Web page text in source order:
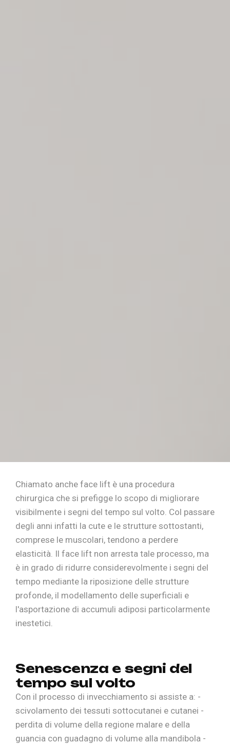
Chiamato anche face lift è una procedura
chirurgica che si prefigge lo scopo di migliorare
visibilmente i segni del tempo sul volto. Col passare
degli anni infatti la cute e le strutture sottostanti,
comprese le muscolari, tendono a perdere
elasticità. Il face lift non arresta tale processo, ma
è in grado di ridurre considerevolmente i segni del
tempo mediante la riposizione delle strutture
profonde, il modellamento delle superficiali e
l'asportazione di accumuli adiposi particolarmente
inestetici.
Senescenza e segni del
tempo sul volto
Con il processo di invecchiamento si assiste a: -
scivolamento dei tessuti sottocutanei e cutanei -
perdita di volume della regione malare e della
guancia con guadagno di volume alla mandibola -